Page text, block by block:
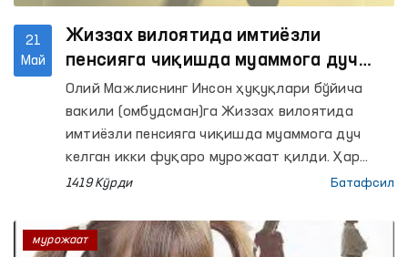
21
Май
Жиззах вилоятида имтиёзли
пенсияга чиқишда муаммога дуч
келган фуқаролар Омбудсманга
мурожаат қилди
Олий Мажлиснинг Инсон ҳуқуқлари бўйича
вакили (омбудсман)га Жиззах вилоятида
имтиёзли пенсияга чиқишда муаммога дуч
келган икки фуқаро мурожаат қилди. Ҳар
иккала мурожаатчи ҳам ишлаган даврида
кўрсатган ва шу асосда пенсияга чиқиш
ҳуқуқини талаб қилган.
1419 Кўрди Батафсил
мурожаат